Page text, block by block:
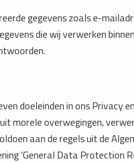
gegevens zoals e-
die wij verwerken
doeleinden in ons Privacy
morele overwegingen,
aan de regels uit de
‘General Data Protection